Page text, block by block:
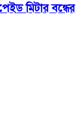
মিটার বন্ধের